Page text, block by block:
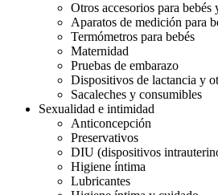
Otros accesorios para bebés
Aparatos de medición para
Termómetros para bebés
Maternidad
Pruebas de embarazo
Dispositivos de lactancia y
Sacaleches y consumibles
Sexualidad e intimidad
Anticoncepción
Preservativos
DIU (dispositivos
Higiene íntima
Lubricantes